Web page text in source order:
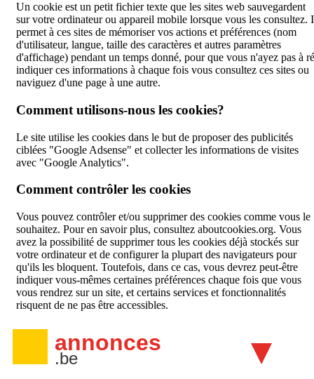
Un cookie est un petit fichier texte que les sites web sauvegardent
sur votre ordinateur ou appareil mobile lorsque vous les consultez.
permet à ces sites de mémoriser vos actions et préférences (nom
d'utilisateur, langue, taille des caractères et autres paramètres
d'affichage) pendant un temps donné, pour que vous n'ayez pas à
indiquer ces informations à chaque fois vous consultez ces sites ou
naviguez d'une page à une autre.
Comment utilisons-nous les cookies?
Le site utilise les cookies dans le but de proposer des publicités
ciblées "Google Adsense" et collecter les informations de visites
avec "Google Analytics".
Comment contrôler les cookies
Vous pouvez contrôler et/ou supprimer des cookies comme vous le
souhaitez. Pour en savoir plus, consultez aboutcookies.org. Vous
avez la possibilité de supprimer tous les cookies déjà stockés sur
votre ordinateur et de configurer la plupart des navigateurs pour
qu'ils les bloquent. Toutefois, dans ce cas, vous devrez peut-être
indiquer vous-mêmes certaines préférences chaque fois que vous
vous rendrez sur un site, et certains services et fonctionnalités
risquent de ne pas être accessibles.